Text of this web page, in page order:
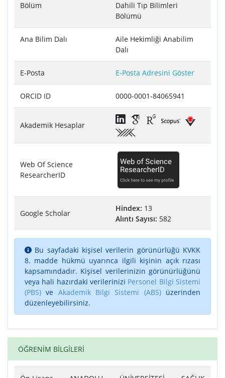
Bölüm
Dahili Tıp Bilimleri
Bölümü
Ana Bilim Dalı
Aile Hekimliği Anabilim
Dalı
E-Posta E-Posta Adresini Göster
ORCID ID 0000-0001-84065941
Akademik Hesaplar
Web Of Science
ResearcherID
Google Scholar
Hindex: 13
Alıntı Sayısı: 582
Bu sayfadaki kişisel verilerin görünürlüğü KVKK
8. madde hükmü uyarınca ilgili kişinin açık rızası
kapsamındadır. Kişisel verilerinizin görünürlüğünü
veya hali hazırdaki verilerinizi Personel Bilgi Sistemi
(PBS) ve Akademik Bilgi Sistemi (ABS)üzerinden
düzenleyebilirsiniz.
ÖĞRENİM BİLGİLERİ